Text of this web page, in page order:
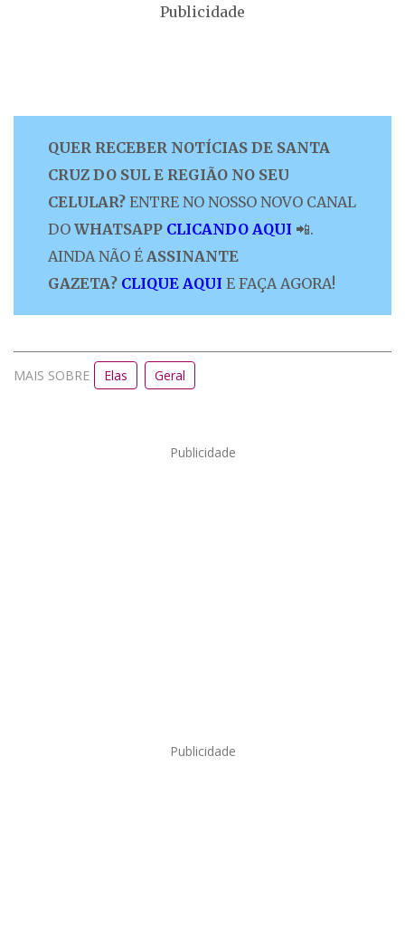
Publicidade
QUER RECEBER NOTÍCIAS DE SANTA
CRUZ DO SUL E REGIÃO NO SEU
CELULAR? ENTRE NO NOSSO NOVO CANAL
DO WHATSAPP CLICANDO AQUI 📲.
AINDA NÃO É ASSINANTE
GAZETA? CLIQUE AQUI E FAÇA AGORA!
MAIS SOBRE Elas Geral
Publicidade
Publicidade